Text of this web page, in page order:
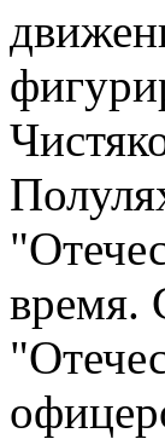
время.